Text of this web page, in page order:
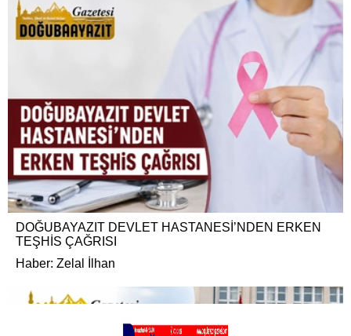
DOĞUBAYAZIT DEVLET HASTANESİ’NDEN ERKEN
TEŞHİS ÇAĞRISI
Haber: Zelal İlhan